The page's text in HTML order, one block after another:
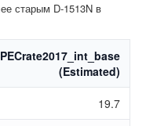
старым D-1513N в
(Estimated)
19.7